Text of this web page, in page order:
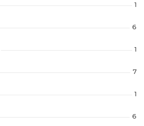
1
6
1
7
1
6